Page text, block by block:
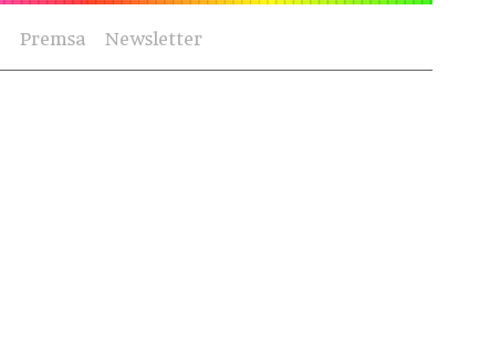
Premsa Newsletter